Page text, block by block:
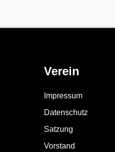
Verein
Impressum
Datenschutz
Satzung
Vorstand